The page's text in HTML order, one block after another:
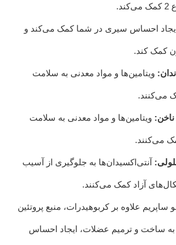
ایجاد احساس سیری در شما کمک می‌کند و
کمک کند.
ویتامین‌ها و مواد معدنی به سلامت
می‌کنند.
ویتامین‌ها و مواد معدنی به سلامت
می‌کنند.
آنتی‌اکسیدان‌ها به جلوگیری از آسیب
آزاد کمک می‌کنند.
ساپریم علاوه بر کربوهیدرات، منبع پروتئین
به ساخت و ترمیم عضلات، ایجاد احساس